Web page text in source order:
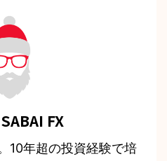
FX
10年超の投資経験で培